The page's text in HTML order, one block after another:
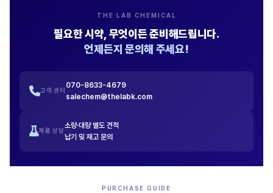
THE LAB CHEMICAL
필요한 시약, 무엇이든 준비해드립니다.
언제든지 문의해 주세요!
고객 센터
070-8633-4679
salechem@thelabk.com
제품 상담
소량·대량 별도 견적
납기 및 재고 문의
PURCHASE GUIDE